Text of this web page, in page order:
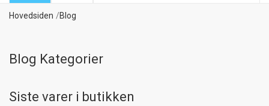
Hovedsiden Blog
Blog Kategorier
Siste varer i butikken